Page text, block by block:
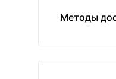
Методы